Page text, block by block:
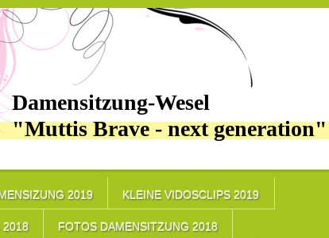
Damensitzung-Wesel
"Muttis Brave - next generation"
2019 KLEINE VIDOSCLIPS 2019
2018 FOTOS DAMENSITZUNG 2018